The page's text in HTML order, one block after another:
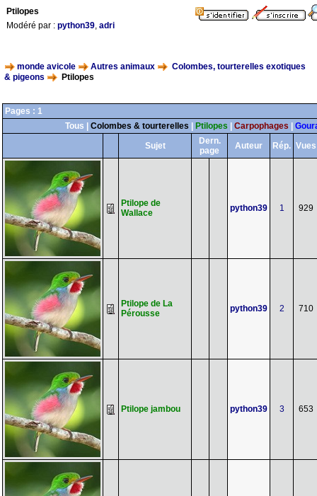
Ptilopes
Modéré par : python39, adri
monde avicole Autres animaux
Colombes, tourterelles exotiques
& pigeons
Ptilopes
Pages : 1
Tous
Colombes & tourterelles Ptilopes Carpophages
Sujet
Dern.
page
Auteur Rép. Vues
Ptilope de
Wallace
python39 1 929
Ptilope de La
Pérousse
python39 2 710
Ptilope jambou python39 3 653